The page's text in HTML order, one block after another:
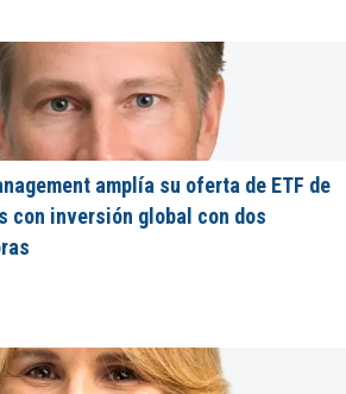
amplía su oferta de ETF de
con inversión global con dos